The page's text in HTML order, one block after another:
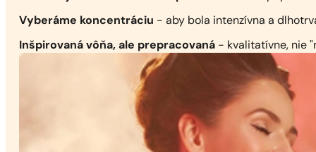
Vyberáme koncentráciu - aby bola intenzívna a
Inšpirovaná vôňa, ale prepracovaná - kvalitatívne, nie